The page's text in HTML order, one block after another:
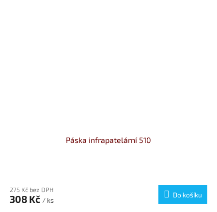
Páska infrapatelární 510
produktu
je
275 Kč bez DPH
308 Kč / ks
Do košíku